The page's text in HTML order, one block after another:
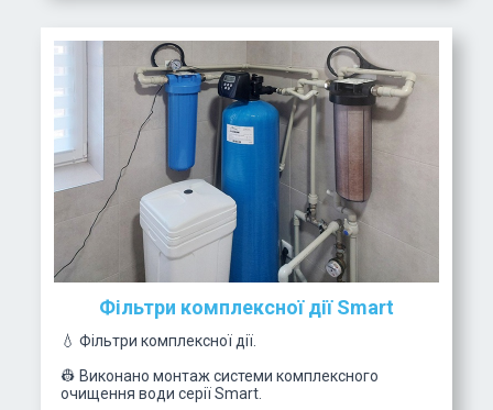
Фільтри комплексної дії Smart
💧 Фільтри комплексної дії.
👷 Виконано монтаж системи комплексного
очищення води серії Smart.